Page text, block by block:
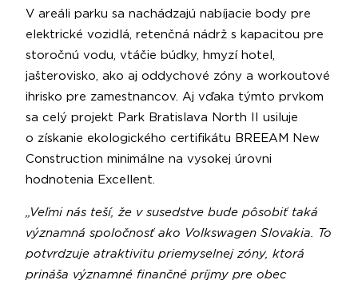
V areáli parku sa nachádzajú nabíjacie body pre
elektrické vozidlá, retenčná nádrž s kapacitou pre
storočnú vodu, vtáčie búdky, hmyzí hotel,
jašterovisko, ako aj oddychové zóny a workoutové
ihrisko pre zamestnancov. Aj vďaka týmto prvkom
sa celý projekt Park Bratislava North II usiluje
o získanie ekologického certifikátu BREEAM New
Construction minimálne na vysokej úrovni
hodnotenia Excellent.
„Veľmi nás teší, že v susedstve bude pôsobiť taká
významná spoločnosť ako Volkswagen Slovakia. To
potvrdzuje atraktivitu priemyselnej zóny, ktorá
prináša významné finančné príjmy pre obec